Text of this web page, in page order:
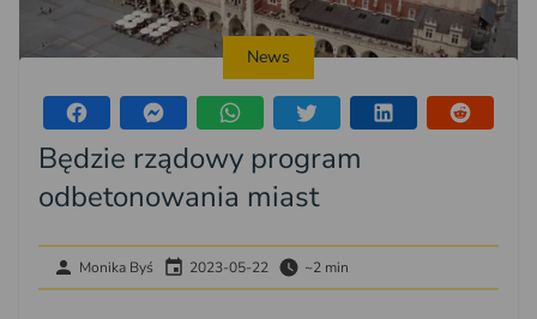
News
Będzie rządowy program
odbetonowania miast
Monika Byś 2023-05-22 ~2 min